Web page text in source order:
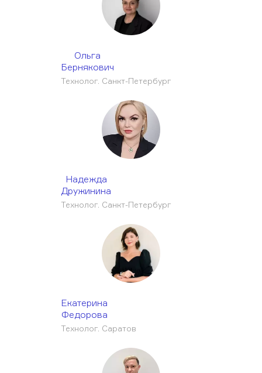
Ольга
Бернякович
Технолог. Санкт-Петербург
Надежда
Дружинина
Технолог. Санкт-Петербург
Екатерина
Федорова
Технолог. Саратов